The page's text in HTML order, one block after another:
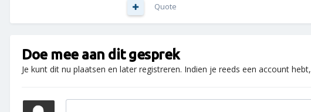
Quote
Doe mee aan dit gesprek
Je kunt dit nu plaatsen en later registreren. Indien je reeds een account hebt,